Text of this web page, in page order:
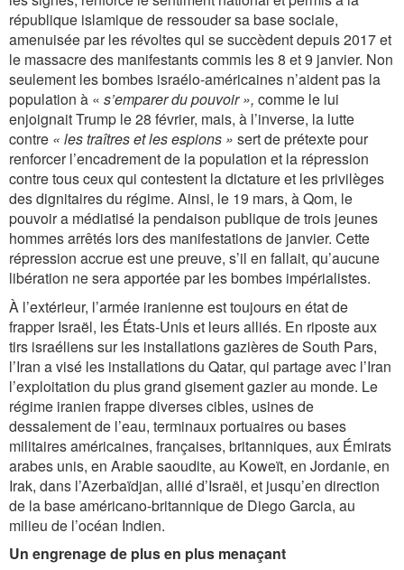
république islamique de ressouder sa base sociale,
amenuisée par les révoltes qui se succèdent depuis 2017 et
le massacre des manifestants commis les 8 et 9 janvier. Non
seulement les bombes israélo-américaines n’aident pas la
population à « s’emparer du pouvoir », comme le lui
enjoignait Trump le 28 février, mais, à l’inverse, la lutte
contre « les traîtres et les espions » sert de prétexte pour
renforcer l’encadrement de la population et la répression
contre tous ceux qui contestent la dictature et les privilèges
des dignitaires du régime. Ainsi, le 19 mars, à Qom, le
pouvoir a médiatisé la pendaison publique de trois jeunes
hommes arrêtés lors des manifestations de janvier. Cette
répression accrue est une preuve, s’il en fallait, qu’aucune
libération ne sera apportée par les bombes impérialistes.
À l’extérieur, l’armée iranienne est toujours en état de
frapper Israël, les États-Unis et leurs alliés. En riposte aux
tirs israéliens sur les installations gazières de South Pars,
l’Iran a visé les installations du Qatar, qui partage avec l’Iran
l’exploitation du plus grand gisement gazier au monde. Le
régime iranien frappe diverses cibles, usines de
dessalement de l’eau, terminaux portuaires ou bases
militaires américaines, françaises, britanniques, aux Émirats
arabes unis, en Arabie saoudite, au Koweït, en Jordanie, en
Irak, dans l’Azerbaïdjan, allié d’Israël, et jusqu’en direction
de la base américano-britannique de Diego Garcia, au
milieu de l’océan Indien.
Un engrenage de plus en plus menaçant